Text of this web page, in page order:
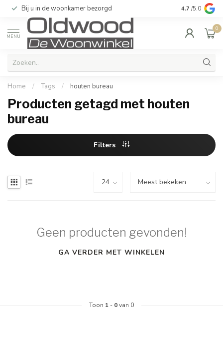
Bij u in de woonkamer bezorgd Kwaliteit &
4.7 /5.0
MENU
0
Home / Tags / houten bureau
Producten getagd met houten
bureau
Filters
Geen producten gevonden!
GA VERDER MET WINKELEN
Toon 1 - 0van 0